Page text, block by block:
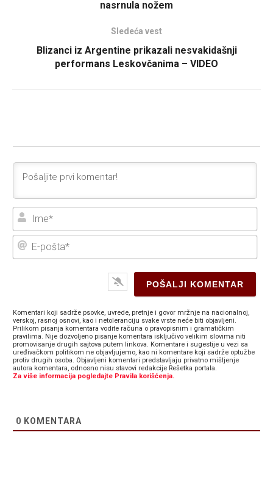
nasrnula nožem
Sledeća vest
Blizanci iz Argentine prikazali nesvakidašnji
performans Leskovčanima – VIDEO
E-
Komentari koji sadrže psovke, uvrede, pretnje i govor mržnje na nacionalnoj,
verskoj, rasnoj osnovi, kao i netoleranciju svake vrste neće biti objavljeni.
Prilikom pisanja komentara vodite računa o pravopisnim i gramatičkim
pravilima. Nije dozvoljeno pisanje komentara isključivo velikim slovima niti
promovisanje drugih sajtova putem linkova. Komentare i sugestije u vezi sa
uređivačkom politikom ne objavljujemo, kao ni komentare koji sadrže optužbe
protiv drugih osoba. Objavljeni komentari predstavljaju privatno mišljenje
autora komentara, odnosno nisu stavovi redakcije Rešetka portala.
Za više informacija pogledajte Pravila korišćenja.
0 KOMENTARA